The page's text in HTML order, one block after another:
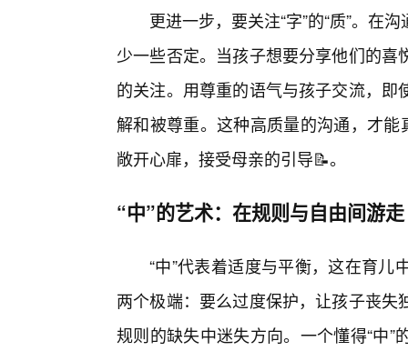
更进一步，要关注“字”的“质”。在
少一些否定。当孩子想要分享他们的
的关注。用尊重的语气与孩子交流，
解和被尊重。这种高质量的沟通，才
敞开心扉，接受母亲的引导📝。
“中”的艺术：在规则与自由间游走
“中”代表着适度与平衡，这在育
两个极端：要么过度保护，让孩子丧
规则的缺失中迷失方向。一个懂得“中